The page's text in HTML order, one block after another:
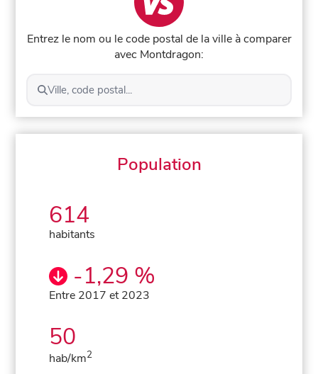
Entrez le nom ou le code postal de la ville à comparer
avec Montdragon:
Ville, code postal...
Population
614
habitants
-1,29 %
Entre 2017 et 2023
50
hab/km2